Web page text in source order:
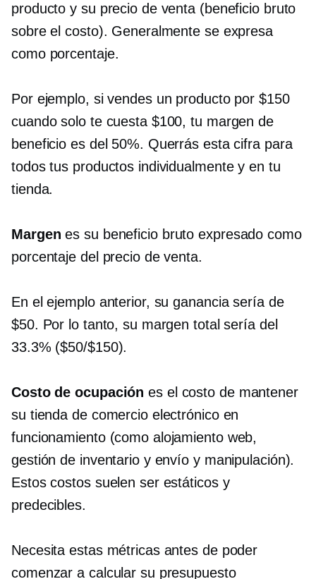
producto y su precio de venta (beneficio bruto
sobre el costo). Generalmente se expresa
como porcentaje.
Por ejemplo, si vendes un producto por $150
cuando solo te cuesta $100, tu margen de
beneficio es del 50%. Querrás esta cifra para
todos tus productos individualmente y en tu
tienda.
Margen es su beneficio bruto expresado como
porcentaje del precio de venta.
En el ejemplo anterior, su ganancia sería de
$50. Por lo tanto, su margen total sería del
33.3% ($50/$150).
Costo de ocupación es el costo de mantener
su tienda de comercio electrónico en
funcionamiento (como alojamiento web,
gestión de inventario y envío y manipulación).
Estos costos suelen ser estáticos y
predecibles.
Necesita estas métricas antes de poder
comenzar a calcular su presupuesto